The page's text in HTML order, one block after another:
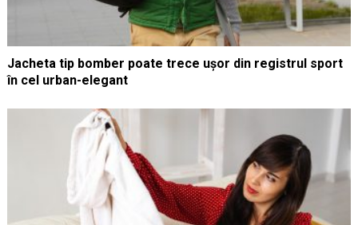
Jacheta tip bomber poate trece ușor din registrul sport
în cel urban-elegant